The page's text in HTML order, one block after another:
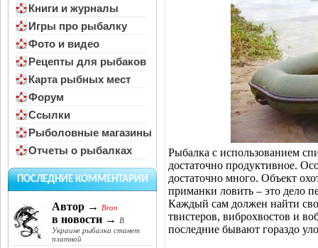
Книги и журналы
Игры про рыбалку
Фото и видео
Рецепты для рыбаков
Карта рыбных мест
Форум
Ссылки
Рыболовные магазины
Отчеты о рыбалках
ПОСЛЕДНИЕ КОММЕНТАРИИ
Автор → Bron
в новости →
В
Украине рыбалка станет
платной
Рыбалка с использованием
достаточно продуктивное.
достаточно много. Объект
приманки ловить – это дело
Каждый сам должен найти
твистеров, виброхвостов и
последние бывают гораздо